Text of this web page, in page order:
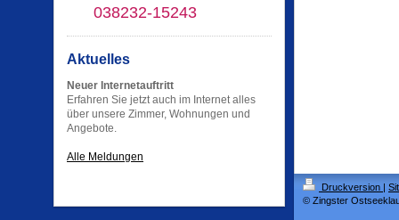
038232-15243
Aktuelles
Neuer Internetauftritt
Erfahren Sie jetzt auch im Internet alles
über unsere Zimmer, Wohnungen und
Angebote.
Alle Meldungen
Druckversion |
© Zingster